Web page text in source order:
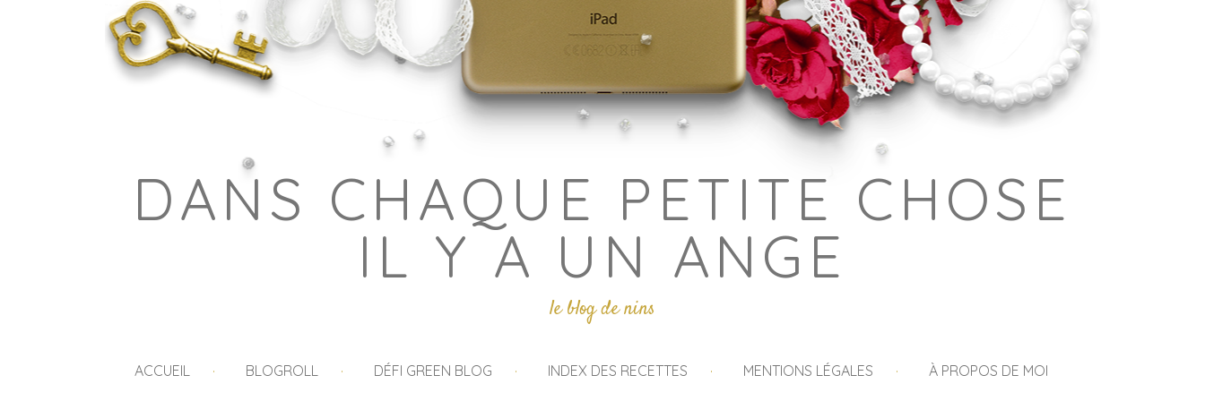
DANS CHAQUE PETITE CHOSE
IL Y A UN ANGE
le blog de nins
ACCUEIL BLOGROLL DÉFI GREEN BLOG INDEX DES RECETTES MENTIONS LÉGALES À PROPOS DE MOI